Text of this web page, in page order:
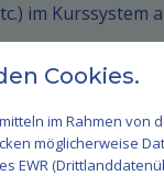
im Kurssystem
Account ,
könnt.
Cookies.
im Rahmen von
möglicherweise
EWR